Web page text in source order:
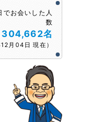
お会いした人
数
304,662名
月04日 現在）